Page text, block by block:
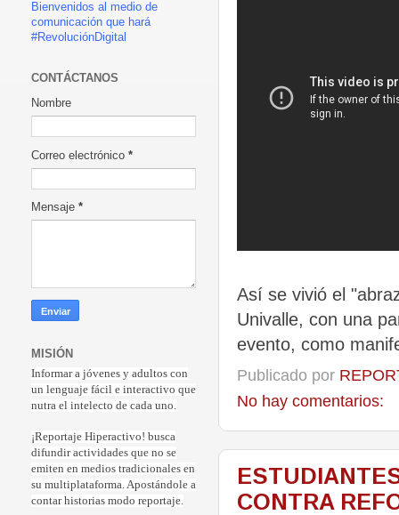
Así se vivió el
Univalle, con una
evento, como
Publicado por
No hay comentarios:
CONTRA
Bienvenidos al medio de
comunicación que hará
#RevoluciónDigital
CONTÁCTANOS
Nombre
Correo electrónico *
Mensaje *
MISIÓN
Informar a jóvenes y adultos con
un lenguaje fácil e interactivo que
nutra el intelecto de cada uno.
¡Reportaje Hiperactivo! busca
difundir actividades que no se
emiten en medios tradicionales en
su multiplataforma. Apostándole a
contar historias modo reportaje.